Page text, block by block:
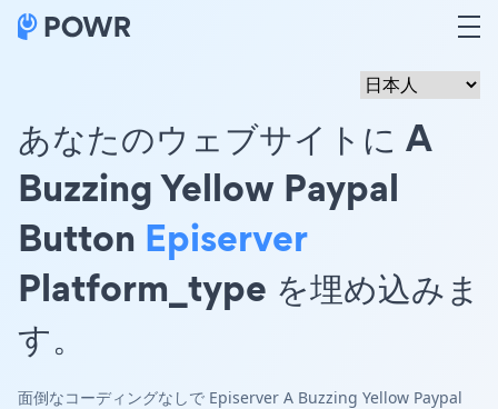
あなたのウェブサイトに A
Buzzing Yellow Paypal
Button Episerver
Platform_type を埋め込みま
す。
面倒なコーディングなしで Episerver A Buzzing Yellow Paypal